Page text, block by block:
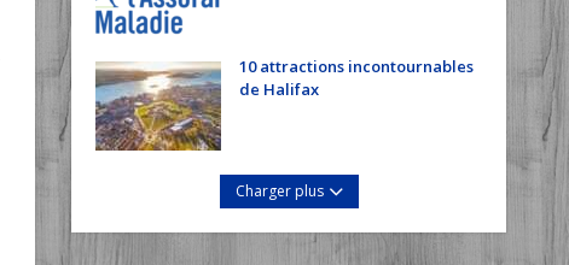
10 attractions incontournables
de Halifax
Charger plus